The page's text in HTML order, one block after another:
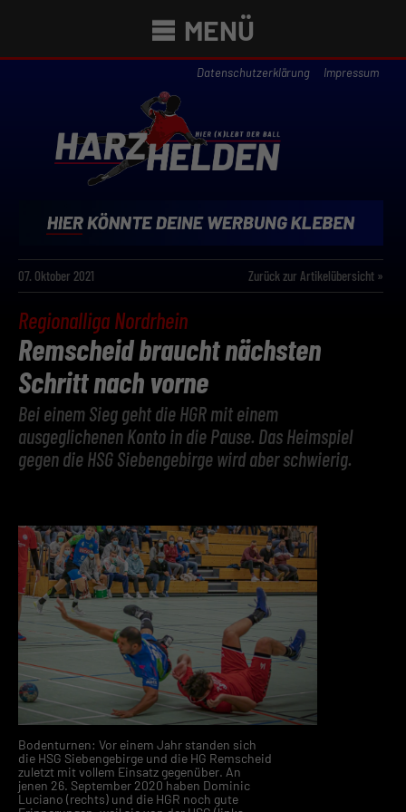
MENÜ
Datenschutzerklärung Impressum
07. Oktober 2021 Zurück zur Artikelübersicht »
Regionalliga Nordrhein
Remscheid braucht nächsten
Schritt nach vorne
Bei einem Sieg geht die HGR mit einem
ausgeglichenen Konto in die Pause. Das Heimspiel
gegen die HSG Siebengebirge wird aber schwierig.
Bodenturnen: Vor einem Jahr standen sich
die HSG Siebengebirge und die HG Remscheid
zuletzt mit vollem Einsatz gegenüber. An
jenen 26. September 2020 haben Dominic
Luciano (rechts) und die HGR noch gute